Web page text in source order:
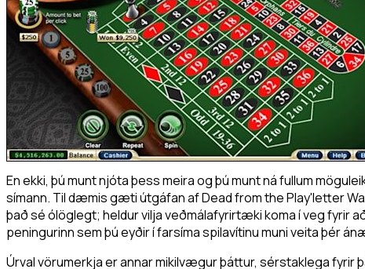
En ekki, þú munt njóta þess meira og þú munt ná fullum
símann. Til dæmis gæti útgáfan af Dead from the Play'letter
það sé ólöglegt; heldur vilja veðmálafyrirtæki koma í veg fyrir
peningurinn sem þú eyðir í farsíma spilavítinu muni veita þér
Úrval vörumerkja er annar mikilvægur þáttur, sérstaklega fyrir